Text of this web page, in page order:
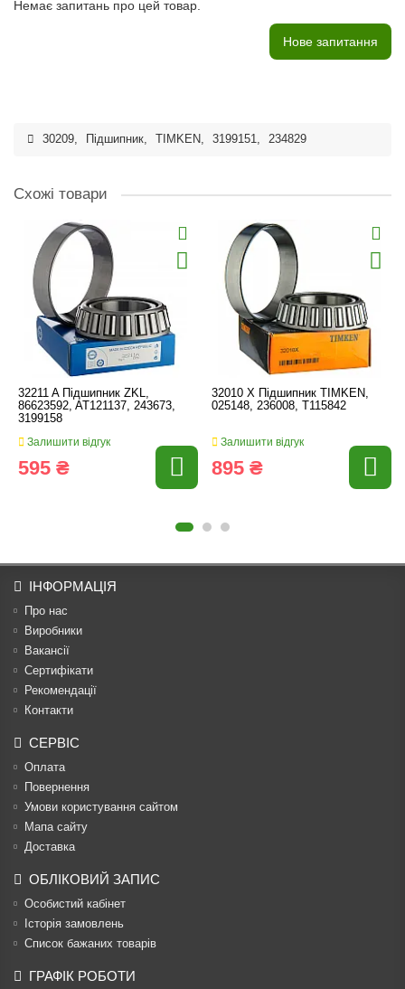
Немає запитань про цей товар.
Нове запитання
30209, Підшипник, TIMKEN, 3199151, 234829
Схожі товари
32211 A Підшипник ZKL,
86623592, AT121137, 243673,
3199158
Залишити відгук
595 ₴
32010 Х Підшипник TIMKEN,
025148, 236008, T115842
Залишити відгук
895 ₴
ІНФОРМАЦІЯ
Про нас
Виробники
Вакансії
Сертифікати
Рекомендації
Контакти
СЕРВІС
Оплата
Повернення
Умови користування сайтом
Мапа сайту
Доставка
ОБЛІКОВИЙ ЗАПИС
Особистий кабінет
Історія замовлень
Список бажаних товарів
ГРАФІК РОБОТИ